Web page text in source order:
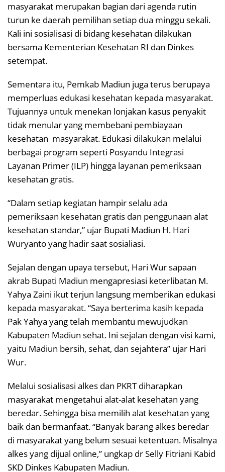
masyarakat merupakan bagian dari agenda rutin
turun ke daerah pemilihan setiap dua minggu sekali.
Kali ini sosialisasi di bidang kesehatan dilakukan
bersama Kementerian Kesehatan RI dan Dinkes
setempat.
Sementara itu, Pemkab Madiun juga terus berupaya
memperluas edukasi kesehatan kepada masyarakat.
Tujuannya untuk menekan lonjakan kasus penyakit
tidak menular yang membebani pembiayaan
kesehatan masyarakat. Edukasi dilakukan melalui
berbagai program seperti Posyandu Integrasi
Layanan Primer (ILP) hingga layanan pemeriksaan
kesehatan gratis.
“Dalam setiap kegiatan hampir selalu ada
pemeriksaan kesehatan gratis dan penggunaan alat
kesehatan standar,” ujar Bupati Madiun H. Hari
Wuryanto yang hadir saat sosialiasi.
Sejalan dengan upaya tersebut, Hari Wur sapaan
akrab Bupati Madiun mengapresiasi keterlibatan M.
Yahya Zaini ikut terjun langsung memberikan edukasi
kepada masyarakat. ‎“Saya berterima kasih kepada
Pak Yahya yang telah membantu mewujudkan
Kabupaten Madiun sehat. Ini sejalan dengan visi kami,
yaitu Madiun bersih, sehat, dan sejahtera” ujar Hari
Wur.
‎‎‎Melalui sosialisasi alkes dan PKRT diharapkan
masyarakat mengetahui alat-alat kesehatan yang
beredar. Sehingga bisa memilih alat kesehatan yang
baik dan bermanfaat. “Banyak barang alkes beredar
di masyarakat yang belum sesuai ketentuan. Misalnya
alkes yang dijual online,” ungkap dr Selly Fitriani Kabid
SKD Dinkes Kabupaten Madiun.